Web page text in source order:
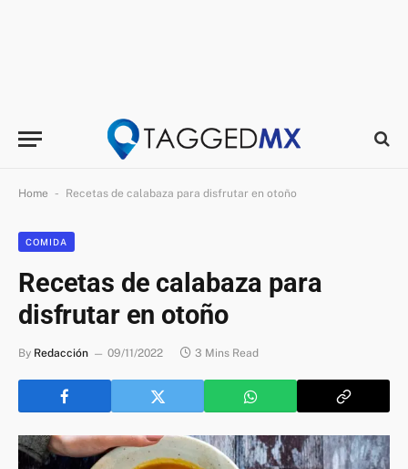
Home - Recetas de calabaza para disfrutar en otoño
COMIDA
Recetas de calabaza para
disfrutar en otoño
By Redacción 09/11/2022 3 Mins Read